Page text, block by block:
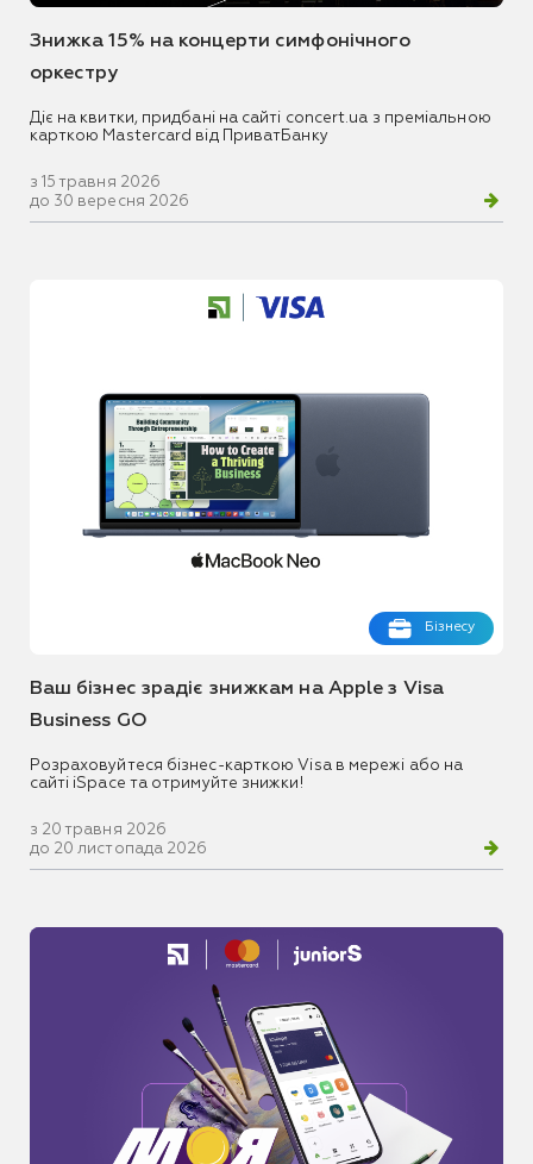
Знижка 15% на концерти симфонічного
оркестру
Діє на квитки, придбані на сайті concert.ua з преміальною
карткою Mastercard від ПриватБанку
з 15 травня 2026
до 30 вересня 2026
Бізнесу
Ваш бізнес зрадіє знижкам на Apple з Visa
Business GO
Розраховуйтеся бізнес-карткою Visa в мережі або на
сайті iSpace та отримуйте знижки!
з 20 травня 2026
до 20 листопада 2026